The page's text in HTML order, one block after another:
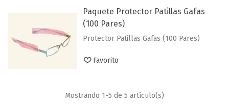
Paquete Protector Patillas Gafas
(100 Pares)
Protector Patillas Gafas (100 Pares)
Favorito
Mostrando 1-5 de 5 artículo(s)